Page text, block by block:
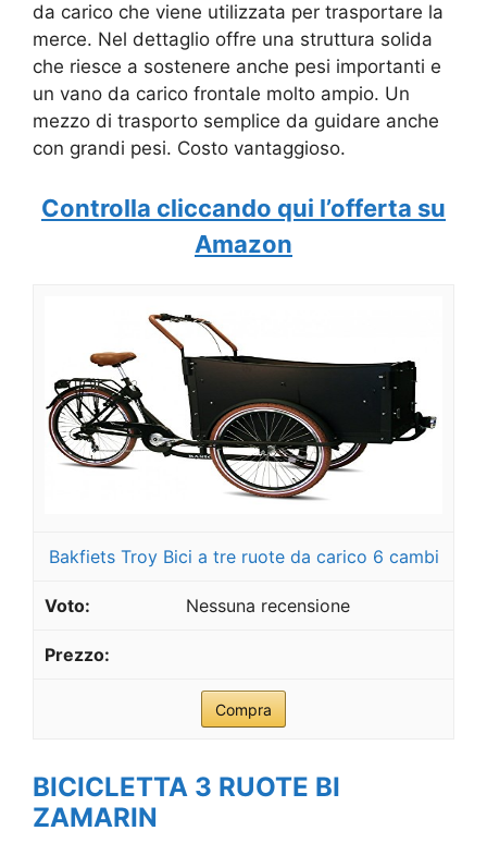
da carico che viene utilizzata per trasportare la
merce. Nel dettaglio offre una struttura solida
che riesce a sostenere anche pesi importanti e
un vano da carico frontale molto ampio. Un
mezzo di trasporto semplice da guidare anche
con grandi pesi. Costo vantaggioso.
Controlla cliccando qui l’offerta su
Amazon
Bakfiets Troy Bici a tre ruote da carico 6 cambi
Nessuna recensione
Compra
BICICLETTA 3 RUOTE BI
ZAMARIN